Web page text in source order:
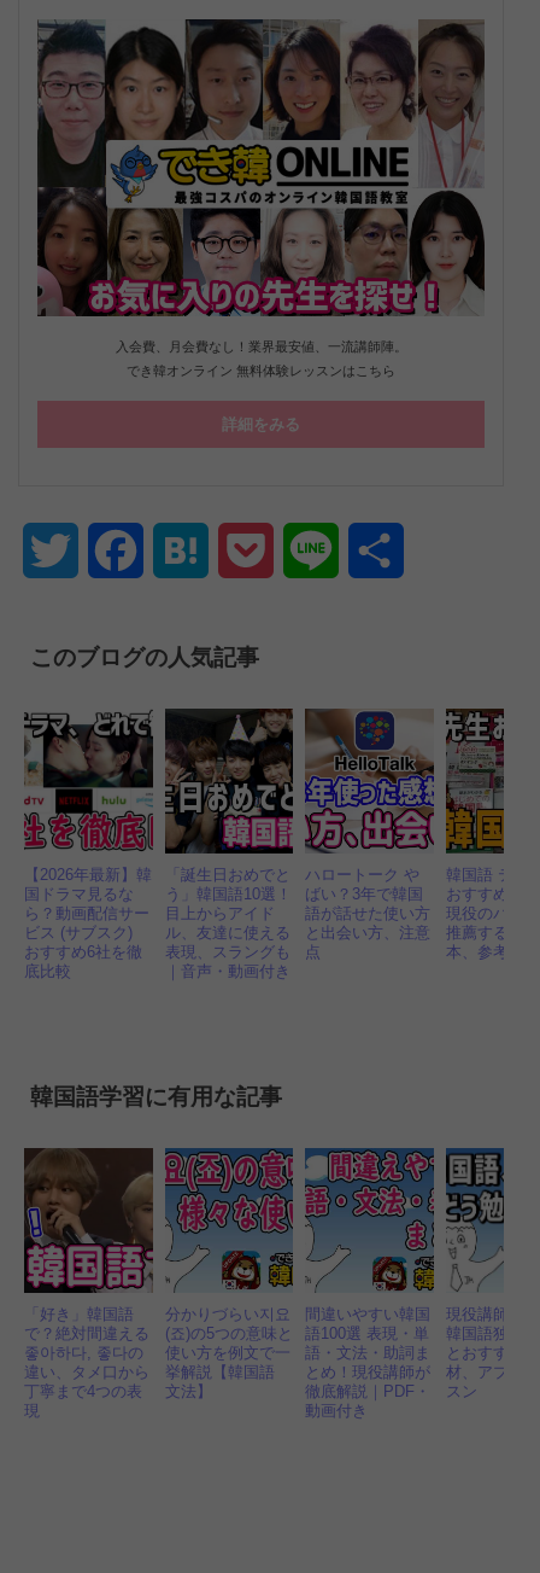
入会費、月会費なし！業界最安値、一流講師陣。
でき韓オンライン 無料体験レッスンはこちら
詳細をみる
Twitter FacebookHatena Pocket Line
このブログの人気記事
【2026年最新】韓
国ドラマ見るな
ら？動画配信サー
ビス (サブスク)
おすすめ6社を徹
底比較
「誕生日おめでと
う」韓国語10選！
目上からアイド
ル、友達に使える
表現、スラングも
｜音声・動画付き
ハロートーク や
ばい？3年で韓国
語が話せた使い方
と出会い方、注意
点
韓国語 テキ
おすすめは
現役のパク
推薦する韓
本、参考書
韓国語学習に有用な記事
「好き」韓国語
で？絶対間違える
좋아하다, 좋다の
違い、タメ口から
丁寧まで4つの表
現
分かりづらい지요
(죠)の5つの意味と
使い方を例文で一
挙解説【韓国語
文法】
間違いやすい韓国
語100選 表現・単
語・文法・助詞ま
とめ！現役講師が
徹底解説｜PDF・
動画付き
現役講師が
韓国語独学
とおすすめ
材、アプリ
スン